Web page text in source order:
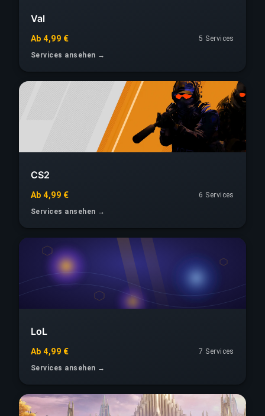
Val
Ab 4,99 €
5 Services
Services ansehen →
CS2
Ab 4,99 €
6 Services
Services ansehen →
LoL
Ab 4,99 €
7 Services
Services ansehen →